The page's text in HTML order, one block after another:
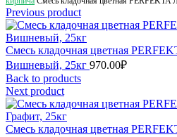
Previous product
Смесь кладочная цветная
Вишневый, 25кг 970.00₽
Back to products
Next product
Смесь кладочная цветная